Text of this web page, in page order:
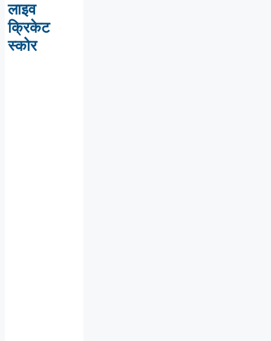
लाइव
क्रिकेट
स्कोर